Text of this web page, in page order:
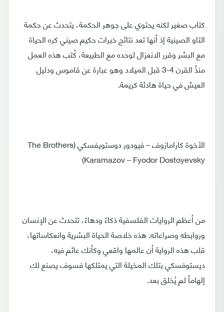
كتاب صغير لكنه يحتوي على جوهر الحكمة، يتحدث عن حكمة
التاو الصينية إذ أنها تعد نتائج خبرات حكيم صيني كره الحياة
مع البشر وقرر الانعزال لوحده مع الطبيعة، كُتب هذه العمل
منذُ القرن 4-3 قبل الميلاد وهو عبارة عن قاموس ودليل
العيش في حياة هادئة كريمة.
الأخوة كارامازوف – فيودور دوستويفسكي (The Brothers
Karamazov – Fyodor Dostoyevsky)
من أعظم الروايات الفلسفية ذكاءً ودهاءً، تتحدث عن الإنسان
وروابطه وصراعاته. هذه خلاصة الحياة البشرية وانعكاساتها،
قلب هذه الرواية أن عالمها واقعي وكأنك عائم فيه،
ديستوفسكي بتلك المخيلة التي يمتلكها فسوف يصنع لك
إلهاماً لم يُخلق بعد.